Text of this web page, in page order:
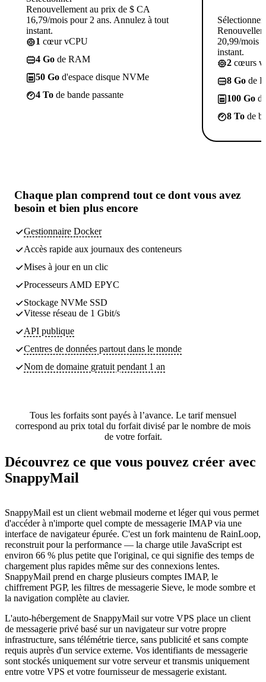
Renouvellement au prix de $ CA
16,79/mois pour 2 ans. Annulez à tout
instant.
1 cœur vCPU
4 Go de RAM
50 Go d'espace disque NVMe
4 To de bande passante
Sélectionner
20,99/mois
instant.
2 cœurs
8 Go de
100 Go
8 To de
Chaque plan comprend tout ce dont vous avez
besoin et bien plus encore
Gestionnaire Docker
Accès rapide aux journaux des conteneurs
Mises à jour en un clic
Processeurs AMD EPYC
Stockage NVMe SSD
Vitesse réseau de 1 Gbit/s
API publique
Centres de données partout dans le monde
Nom de domaine gratuit pendant 1 an
Tous les forfaits sont payés à l’avance. Le tarif mensuel
correspond au prix total du forfait divisé par le nombre de mois
de votre forfait.
Découvrez ce que vous pouvez créer avec
SnappyMail
SnappyMail est un client webmail moderne et léger qui vous permet
d'accéder à n'importe quel compte de messagerie IMAP via une
interface de navigateur épurée. C'est un fork maintenu de RainLoop,
reconstruit pour la performance — la charge utile JavaScript est
environ 66 % plus petite que l'original, ce qui signifie des temps de
chargement plus rapides même sur des connexions lentes.
SnappyMail prend en charge plusieurs comptes IMAP, le
chiffrement PGP, les filtres de messagerie Sieve, le mode sombre et
la navigation complète au clavier.
L'auto-hébergement de SnappyMail sur votre VPS place un client
de messagerie privé basé sur un navigateur sur votre propre
infrastructure, sans télémétrie tierce, sans publicité et sans compte
requis auprès d'un service externe. Vos identifiants de messagerie
sont stockés uniquement sur votre serveur et transmis uniquement
entre votre VPS et votre fournisseur de messagerie existant.